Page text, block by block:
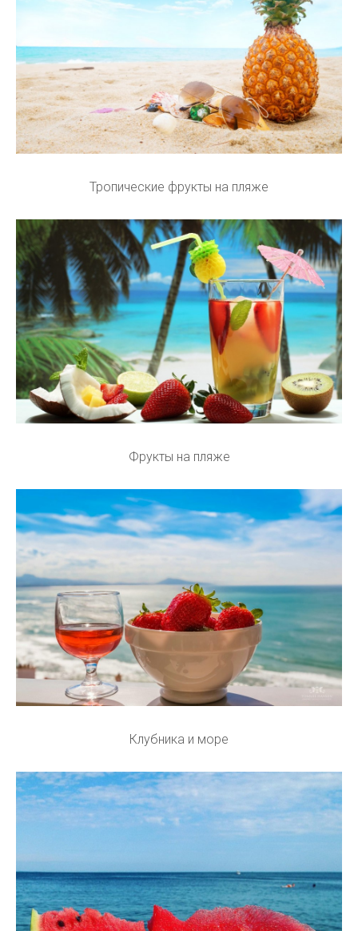
Тропические фрукты на пляже
Фрукты на пляже
Клубника и море